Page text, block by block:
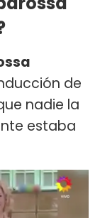
de
nadie la
estaba